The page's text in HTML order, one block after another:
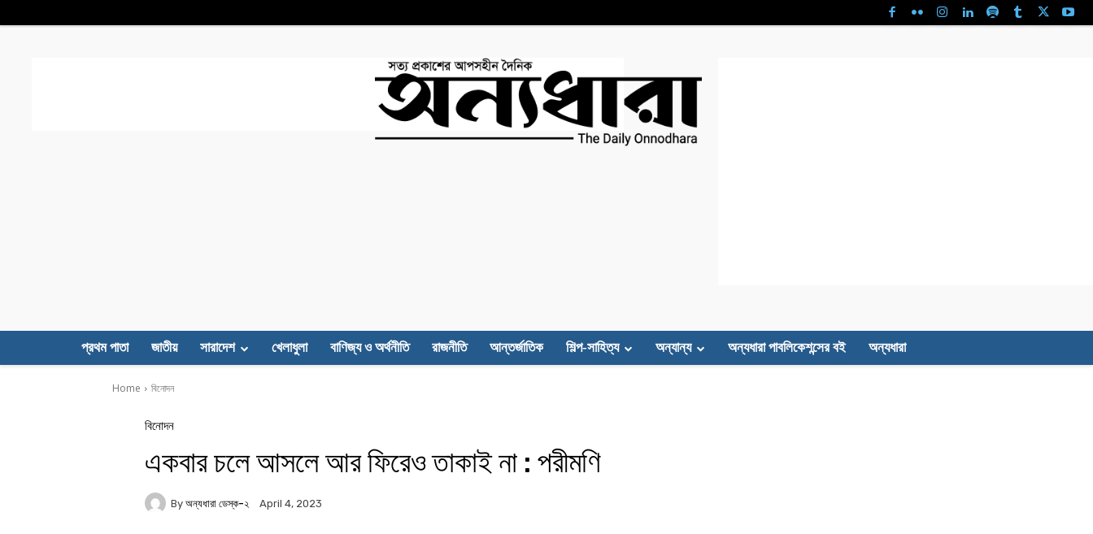
প্রথম পাতা জাতীয় সারাদেশ খেলাধুলা বাণিজ্য ও অর্থনীতি রাজনীতি আন্তর্জাতিক শিল্প-সাহিত্য অন্যান্য অন্যধারা পাবলিকেশন্সের বই অন্যধারা
Home বিনোদন
বিনোদন
একবার চলে আসলে আর ফিরেও তাকাই না : পরীমণি
By অন্যধারা ডেস্ক-২ April 4, 2023